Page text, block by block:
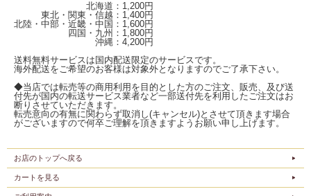
北海道：1,200円
東北・関東・信越：1,400円
北陸・中部・近畿・中国：1,600円
四国・九州：1,800円
沖縄：4,200円
送料無料サービスは国内配送限定のサービスです。
海外配送をご希望のお客様は対象外となりますのでご了承下さい。
◆当店では転売等の商用利用を目的とした方のご注文、販売、及び送
付先が国内の転送サービス業者など一部送付先を利用したご注文はお
断りさせていただきます。
転売意向の有無に関わらず取消し(キャンセル)とさせて頂きます場合
がございますので何卒ご理解を頂きますようお願い申し上げます。
お店のトップへ戻る
カートを見る